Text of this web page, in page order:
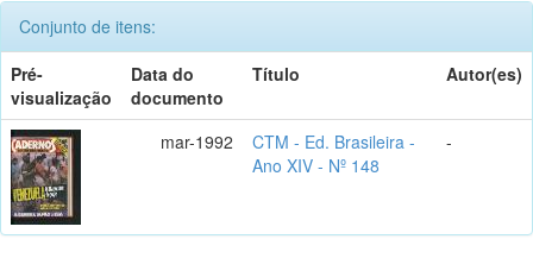
Conjunto de itens:
Pré-
visualização
Data do
documento
Título Autor(es)
mar-1992
CTM - Ed. Brasileira -
Ano XIV - Nº 148
-